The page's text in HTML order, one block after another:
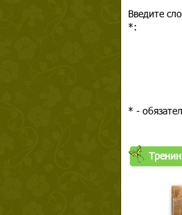
Введите
*:
* -